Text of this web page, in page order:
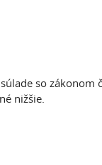
so
nižšie.